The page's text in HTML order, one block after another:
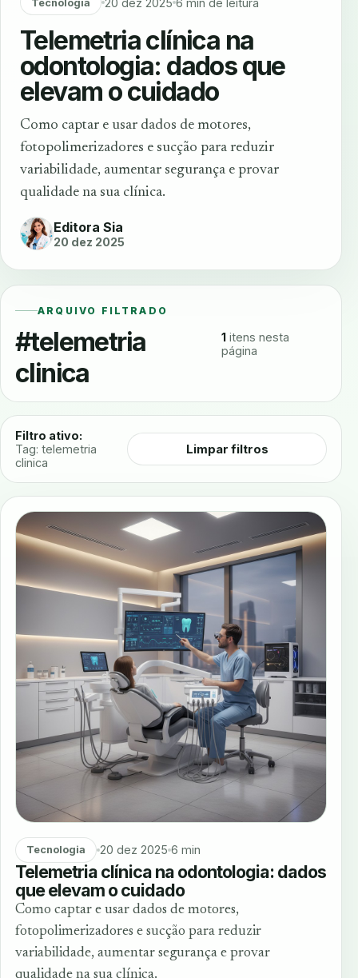
Tecnologia
Telemetria clínica na
odontologia: dados que
elevam o cuidado
Como captar e usar dados de motores,
fotopolimerizadores e sucção para reduzir
variabilidade, aumentar segurança e provar
qualidade na sua clínica.
Editora Sia
20 dez 2025
ARQUIVO FILTRADO
#telemetria
clinica
1 itens nesta
página
Filtro ativo:
Tag: telemetria
clinica
Limpar filtros
Tecnologia 20 dez 2025 6 min
Telemetria clínica na odontologia: dados
que elevam o cuidado
Como captar e usar dados de motores,
fotopolimerizadores e sucção para reduzir
variabilidade, aumentar segurança e provar
qualidade na sua clínica.